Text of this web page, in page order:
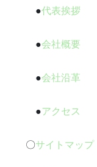
●代表挨拶
●会社概要
●会社沿革
●アクセス
〇サイトマップ